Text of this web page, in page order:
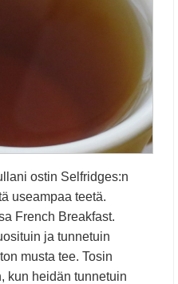
ostin Selfridges:n
useampaa teetä.
French Breakfast.
ja tunnetuin
musta tee. Tosin
kun heidän tunnetuin